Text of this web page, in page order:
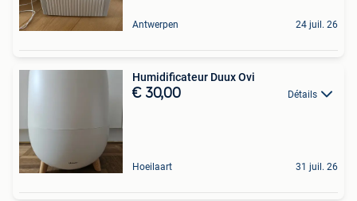
Antwerpen 24 juil. 26
Humidificateur Duux Ovi
€ 30,00 Détails
Hoeilaart 31 juil. 26